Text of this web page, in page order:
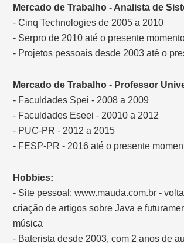
Mercado de Trabalho - Analista de
- Cinq Technologies de 2005 a 2010
- Serpro de 2010 até o presente
- Projetos pessoais desde 2003 até o
Mercado de Trabalho - Professor
- Faculdades Spei - 2008 a 2009
- Faculdades Eseei - 20010 a 2012
- PUC-PR - 2012 a 2015
- FESP-PR - 2016 até o presente
Hobbies:
- Site pessoal: www.mauda.com.br -
criação de artigos sobre Java e
música
- Baterista desde 2003, com 2 anos de